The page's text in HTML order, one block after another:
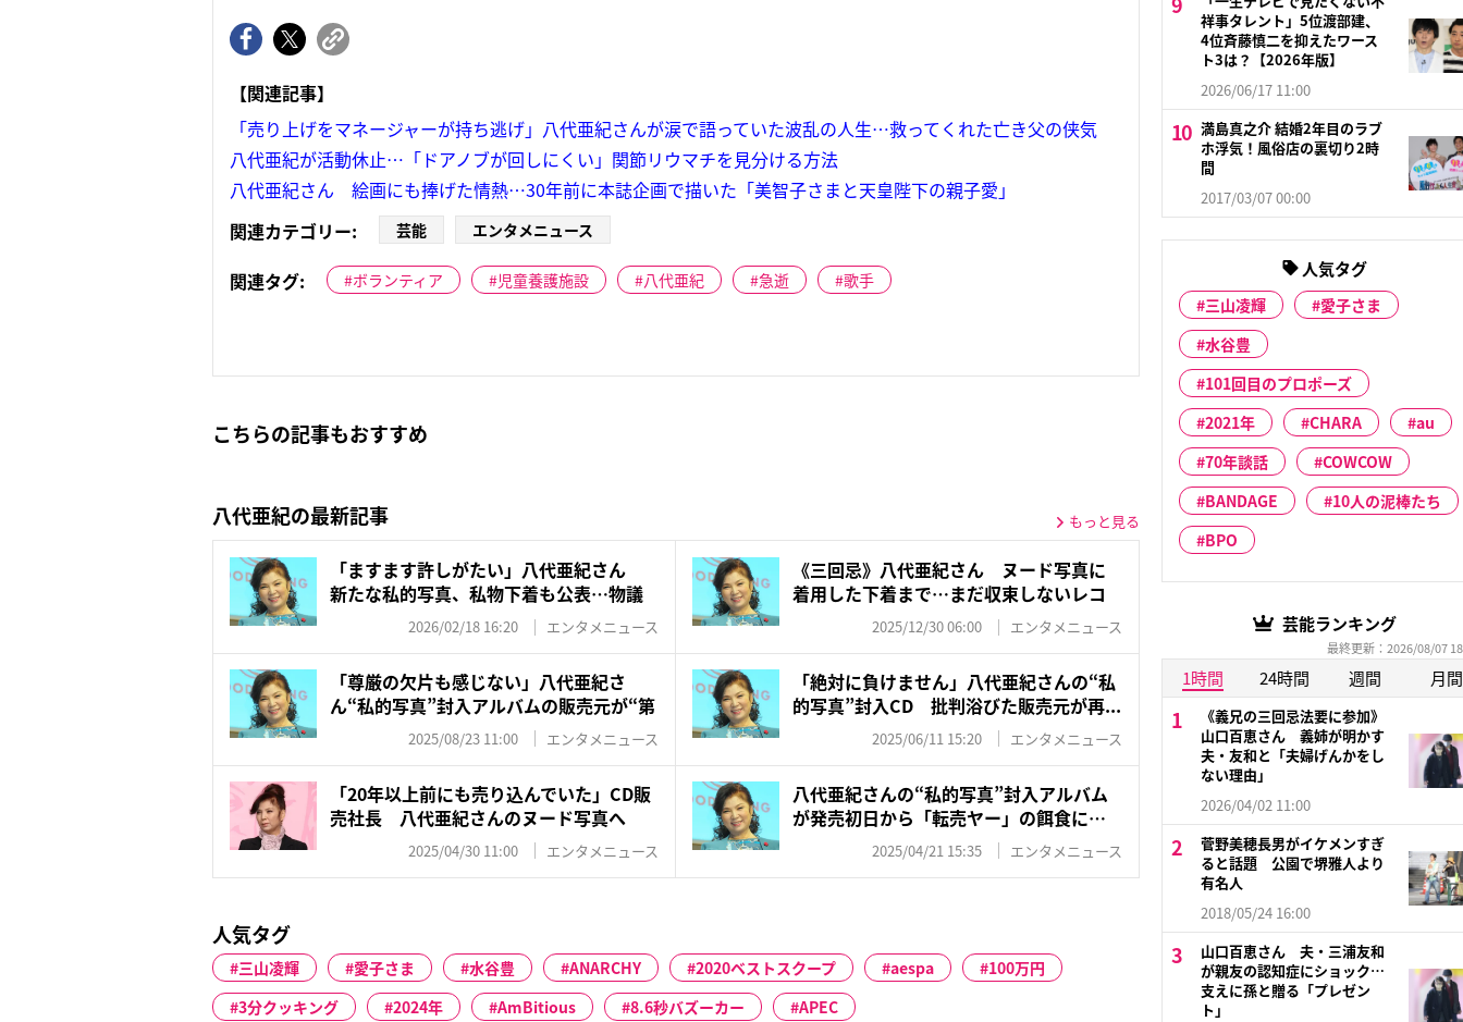
【関連記事】
「売り上げをマネージャーが持ち逃げ」八代亜紀さんが涙で語っていた波乱の人生…救ってくれた亡き父の侠気
八代亜紀が活動休止…「ドアノブが回しにくい」関節リウマチを見分ける方法
八代亜紀さん 絵画にも捧げた情熱…30年前に本誌企画で描いた「美智子さまと天皇陛下の親子愛」
関連カテゴリー:
芸能 エンタメニュース
関連タグ: ボランティア 児童養護施設 八代亜紀 急逝 歌手
こちらの記事もおすすめ
八代亜紀の最新記事 もっと見る
「ますます許しがたい」八代亜紀さん
新たな私的写真、私物下着も公表…物議
2026/02/18 16:20 エンタメニュース
《三回忌》八代亜紀さん ヌード写真に
着用した下着まで…まだ収束しないレコ
2025/12/30 06:00 エンタメニュース
「尊厳の欠片も感じない」八代亜紀さ
ん“私的写真”封入アルバムの販売元が“第
2025/08/23 11:00 エンタメニュース
「絶対に負けません」八代亜紀さんの“私
的写真”封入CD 批判浴びた販売元が再...
2025/06/11 15:20 エンタメニュース
「20年以上前にも売り込んでいた」CD販
売社長 八代亜紀さんのヌード写真へ
2025/04/30 11:00 エンタメニュース
八代亜紀さんの“私的写真”封入アルバム
が発売初日から「転売ヤー」の餌食に…
2025/04/21 15:35 エンタメニュース
人気タグ
三山凌輝 愛子さま 水谷豊 ANARCHY 2020ベストスクープ aespa
100万円
3分クッキング
2024年 AmBitious 8.6秒バズーカー APEC
祥事タレント」5位渡部建、
4位斉藤慎二を抑えたワース
ト3は？【2026年版】
2026/06/17 11:00
満島真之介 結婚2年目のラブ
ホ浮気！風俗店の裏切り2時
間
2017/03/07 00:00
人気タグ
三山凌輝
愛子さま
水谷豊
101回目のプロポーズ
2021年
CHARA
au
70年談話
COWCOW
BANDAGE
10人の泥棒たち
BPO
芸能ランキング
最終更新：2026/08/07
1時間 24時間 週間 月間
《義兄の三回忌法要に参加》
山口百恵さん 義姉が明かす
夫・友和と「夫婦げんかをし
ない理由」
2026/04/02 11:00
菅野美穂長男がイケメンすぎ
ると話題 公園で堺雅人より
有名人
2018/05/24 16:00
山口百恵さん 夫・三浦友和
が親友の認知症にショック…
支えに孫と贈る「プレゼン
ト」